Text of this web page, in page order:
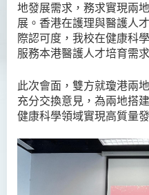
地發展需求，務求實現兩
展。香港在護理與醫護人
際認可度，我校在健康科
服務本港醫護人才培育需求
此次會面，雙方就瓊港兩
充分交換意見，為兩地搭
健康科學領域實現高質量